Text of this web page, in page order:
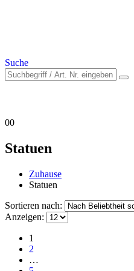
Suche
00
Statuen
Zuhause
Statuen
Sortieren nach:
Anzeigen:
1
2
…